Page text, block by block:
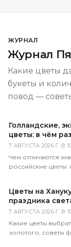
ЖУРНАЛ
Журнал
Какие цветы
букеты и
повод —
Голландские,
цветы: в чём
7 АВГУСТА 2026 Г. В
Чем отличаются
российские цветы:
Цветы на
праздника
7 АВГУСТА 2026 Г. В
Какие цветы
золотого, советы